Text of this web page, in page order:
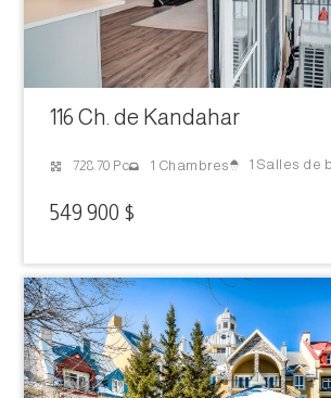
116 Ch. de Kandahar
728.70 Pc 1 Chambres 1 Salles de
549 900 $